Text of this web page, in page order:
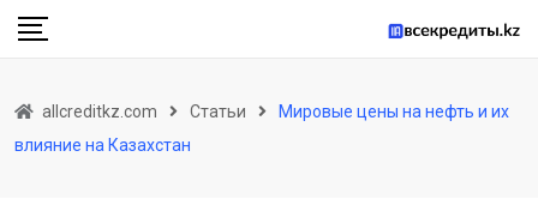
Skip
allcreditkz.com Статьи
Мировые цены на нефть и их
влияние на Казахстан